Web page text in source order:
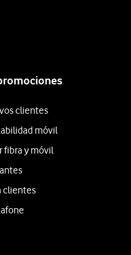
clientes
móvil
fibra y móvil
clientes